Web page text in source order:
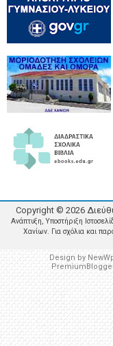
Copyright © 2026
Ανάπτυξη, Υποστήριξη
Χανίων. Για σχόλια και
Design by